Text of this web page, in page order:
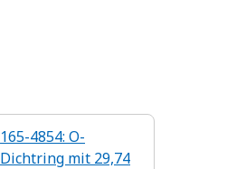
165-4854: O-
Dichtring mit 29,74